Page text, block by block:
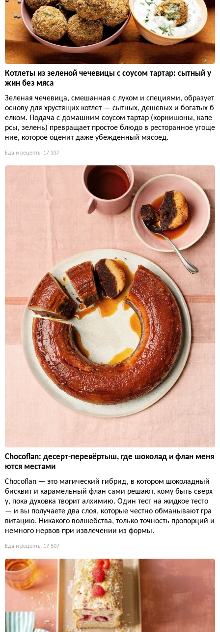
Котлеты из зеленой чечевицы с соусом тартар: сытный у
жин без мяса
Зеленая чечевица, смешанная с луком и специями, образует
основу для хрустящих котлет — сытных, дешевых и богатых б
елком. Подача с домашним соусом тартар (корнишоны, капе
рсы, зелень) превращает простое блюдо в ресторанное угоще
ние, которое оценит даже убежденный мясоед.
Еда и рецепты 17 337
Chocoflan: десерт-перевёртыш, где шоколад и флан меня
ются местами
Chocoflan — это магический гибрид, в котором шоколадный
бисквит и карамельный флан сами решают, кому быть сверх
у, пока духовка творит алхимию. Один тест на жидкое тесто
— и вы получаете два слоя, которые честно обманывают гра
витацию. Никакого волшебства, только точность пропорций и
немного нервов при извлечении из формы.
Еда и рецепты 17 507